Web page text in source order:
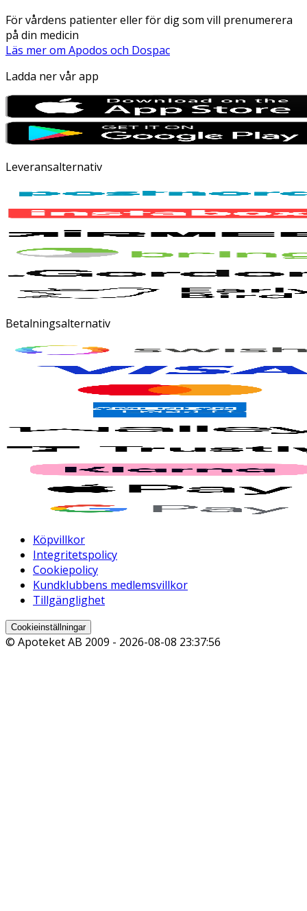
För vårdens patienter eller för dig som vill prenumerera
på din medicin
Läs mer om Apodos och Dospac
Ladda ner vår app
Leveransalternativ
Betalningsalternativ
Köpvillkor
Integritetspolicy
Cookiepolicy
Kundklubbens medlemsvillkor
Tillgänglighet
Cookieinställningar
© Apoteket AB 2009 - 2026-08-08 23:37:56